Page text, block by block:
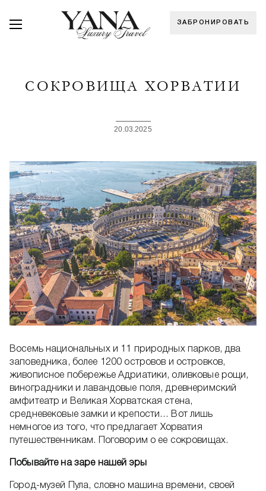
ЗАБРОНИРОВАТЬ
СОКРОВИЩА ХОРВАТИИ
20.03.2025
Восемь национальных и 11 природных парков, два
заповедника, более 1200 островов и островков,
живописное побережье Адриатики, оливковые рощи,
виноградники и лавандовые поля, древнеримский
амфитеатр и Великая Хорватская стена,
средневековые замки и крепости… Вот лишь
немногое из того, что предлагает Хорватия
путешественникам. Поговорим о ее сокровищах.
Побывайте на заре нашей эры
Город-музей Пула, словно машина времени, своей